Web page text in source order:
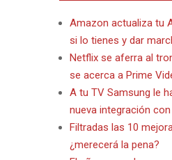
Amazon actualiza tu
si lo tienes y dar
Netflix se aferra al
se acerca a Prime
A tu TV Samsung le
nueva integración
Filtradas las 10
¿merecerá la pena?